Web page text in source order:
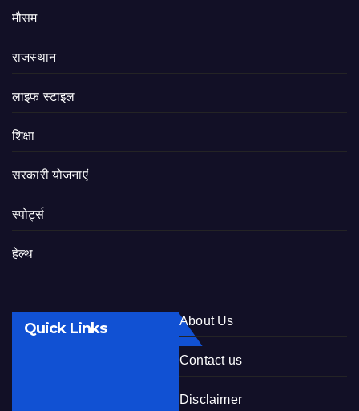
मौसम
राजस्थान
लाइफ स्टाइल
शिक्षा
सरकारी योजनाएं
स्पोर्ट्स
हेल्थ
Quick Links About Us
Contact us
Disclaimer